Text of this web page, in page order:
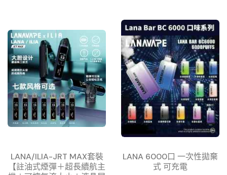
LANA/ILIA-JRT MAX套裝
【註油式煙彈＋超長續航主
LANA 6000口 一次性拋棄
式 可充電